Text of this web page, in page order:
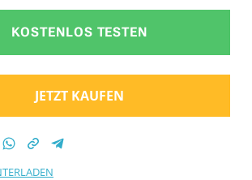
KOSTENLOS TESTEN
JETZT KAUFEN